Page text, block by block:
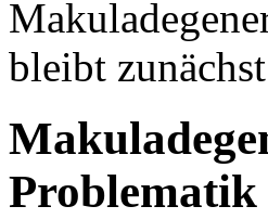
bleibt
Problematik